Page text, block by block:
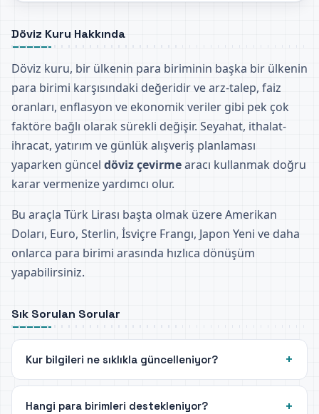
Döviz Kuru Hakkında
Döviz kuru, bir ülkenin para biriminin başka bir ülkenin
para birimi karşısındaki değeridir ve arz-talep, faiz
oranları, enflasyon ve ekonomik veriler gibi pek çok
faktöre bağlı olarak sürekli değişir. Seyahat, ithalat-
ihracat, yatırım ve günlük alışveriş planlaması
yaparken güncel döviz çevirmearacı kullanmak doğru
karar vermenize yardımcı olur.
Bu araçla Türk Lirası başta olmak üzere Amerikan
Doları, Euro, Sterlin, İsviçre Frangı, Japon Yeni ve daha
onlarca para birimi arasında hızlıca dönüşüm
yapabilirsiniz.
Sık Sorulan Sorular
Kur bilgileri ne sıklıkla güncelleniyor?
Hangi para birimleri destekleniyor?